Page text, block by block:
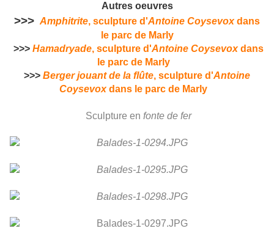
Autres oeuvres
>>> Amphitrite, sculpture d'Antoine Coysevoxdans
le parc de Marly
>>> Hamadryade, sculpture d'Antoine Coysevoxdans
le parc de Marly
>>> Berger jouant de la flûte, sculpture d'Antoine
Coysevoxdans le parc de Marly
Sculpture en fonte de fer